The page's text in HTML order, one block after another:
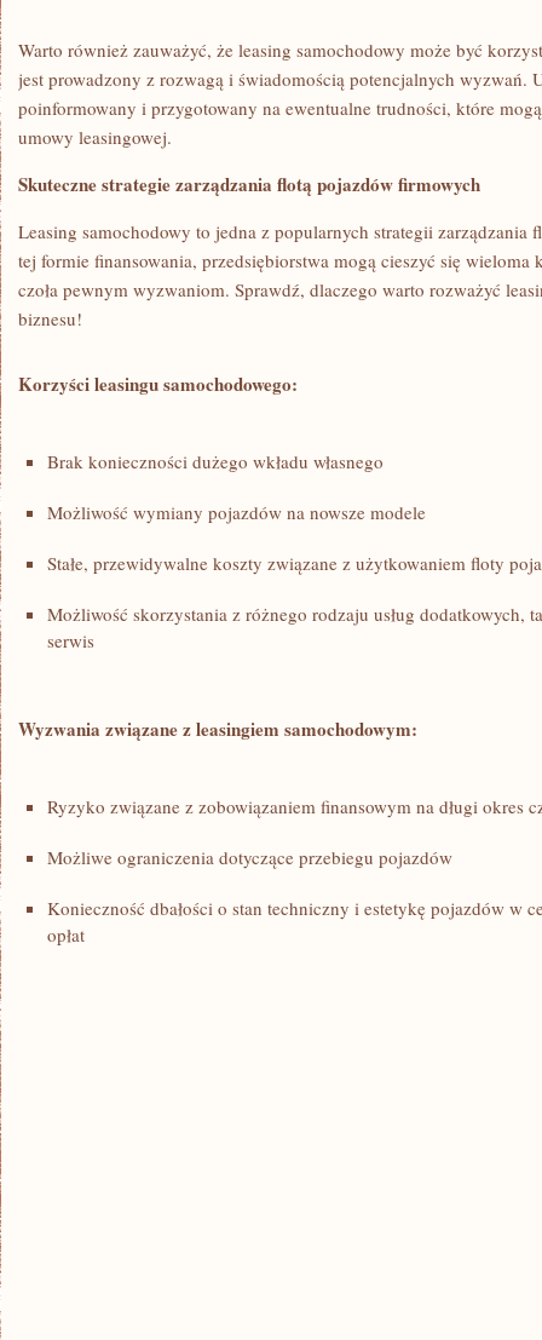
Warto również⁤ zauważyć, że leasing samochodowy może być
jest prowadzony z rozwagą i świadomością potencjalnych wyzwań.
poinformowany i⁢ przygotowany na ewentualne trudności,⁤ które
umowy leasingowej.
Skuteczne strategie zarządzania flotą ‍pojazdów firmowych
Leasing samochodowy⁤ to jedna ‍z popularnych strategii
tej formie finansowania, przedsiębiorstwa mogą cieszyć się wieloma⁢
czoła pewnym wyzwaniom. ‍Sprawdź, dlaczego warto rozważyć
biznesu!
Korzyści leasingu samochodowego:
Brak konieczności dużego wkładu własnego
Możliwość wymiany pojazdów na nowsze modele
Stałe, przewidywalne koszty związane z⁣ użytkowaniem floty
Możliwość skorzystania z różnego rodzaju usług dodatkowych,
serwis
Wyzwania⁣ związane z leasingiem samochodowym:
Ryzyko związane z⁣ zobowiązaniem finansowym na długi okres
Możliwe ograniczenia dotyczące przebiegu pojazdów
Konieczność dbałości o stan techniczny i estetykę pojazdów w⁢
opłat